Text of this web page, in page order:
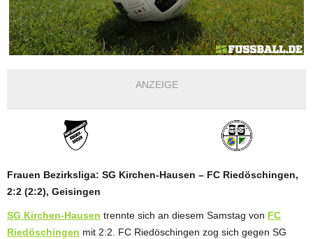
ANZEIGE
Frauen Bezirksliga: SG Kirchen-Hausen – FC Riedöschingen,
2:2 (2:2), Geisingen
SG Kirchen-Hausen trennte sich an diesem Samstag von FC
Riedöschingen mit 2:2. FC Riedöschingen zog sich gegen SG